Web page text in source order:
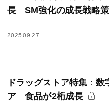
長 SM強化の成長戦略
2025.09.27
ドラッグストア特集：
ア 食品が2桁成長